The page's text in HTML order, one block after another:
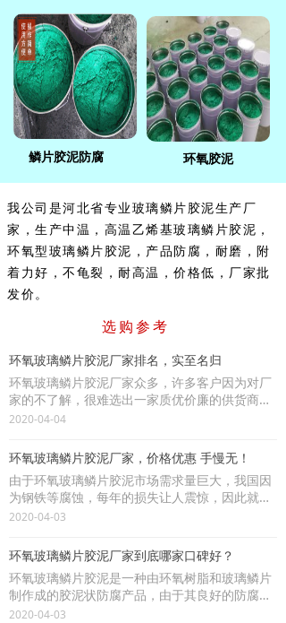
鳞片胶泥防腐 环氧胶泥
环氧玻璃鳞片胶泥厂家排名，实至名归
环氧玻璃鳞片胶泥厂家众多，许多客户因为对厂
家的不了解，很难选出一家质优价廉的供货商，
所以，他们一直在关注厂家排名，今天，小编就
产，销售，施工于一体的知名环氧玻璃鳞片胶泥
厂家。
2020-04-04
环氧玻璃鳞片胶泥厂家，价格优惠 手慢无！
由于环氧玻璃鳞片胶泥市场需求量巨大，我国因
为钢铁等腐蚀，每年的损失让人震惊，因此就需
要及时的对于裸露的基体表面进行防腐。那么在
品品质好，防腐性能强呢?这里，我们为您推荐一
个专业的环氧玻璃鳞片胶泥厂家，如果您有需
要，可以了解一下。
2020-04-03
环氧玻璃鳞片胶泥厂家到底哪家口碑好？
环氧玻璃鳞片胶泥是一种由环氧树脂和玻璃鳞片
制作成的胶泥状防腐产品，由于其良好的防腐性
能备受大家关注，那么，环氧玻璃鳞片胶泥厂家
2020-04-03
选购参考
我公司是河北省专业玻璃鳞片胶泥生产厂
家，生产中温，高温乙烯基玻璃鳞片胶泥，
环氧型玻璃鳞片胶泥，产品防腐，耐磨，附
着力好，不龟裂，耐高温，价格低，厂家批
发价。